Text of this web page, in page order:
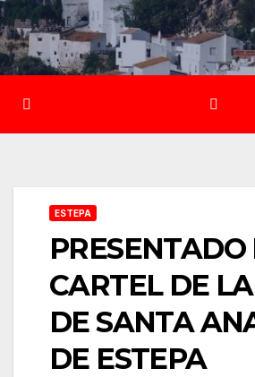
ESTEPA
PRESENTADO
CARTEL DE
DE SANTA
DE ESTEPA